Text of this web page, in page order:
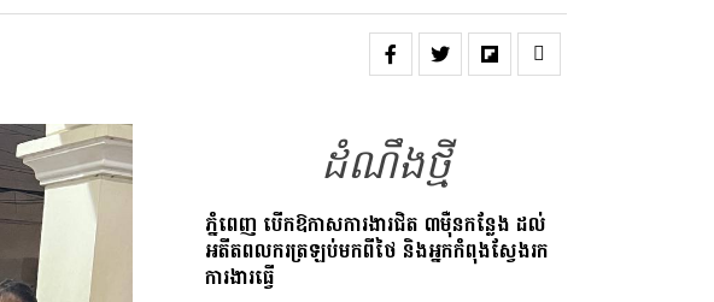
ដំណឹងថ្មី
ភ្នំពេញ បើកឱកាសការងារជិត ៣ម៉ឺនកន្លែង ដល់
អតីតពលករត្រឡប់មកពីថៃ និងអ្នកកំពុងស្វែងរក
ការងារធ្វើ